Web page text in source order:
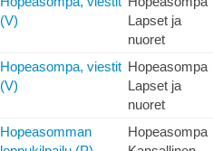
(V)
Lapset ja
nuoret
Hopeasompa, viestit
(V)
Hopeasompa
Lapset ja
nuoret
Hopeasomman
Hopeasompa